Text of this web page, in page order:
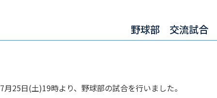
野球部 交流試合
7月25日(土)19時より、野球部の試合を行いました。